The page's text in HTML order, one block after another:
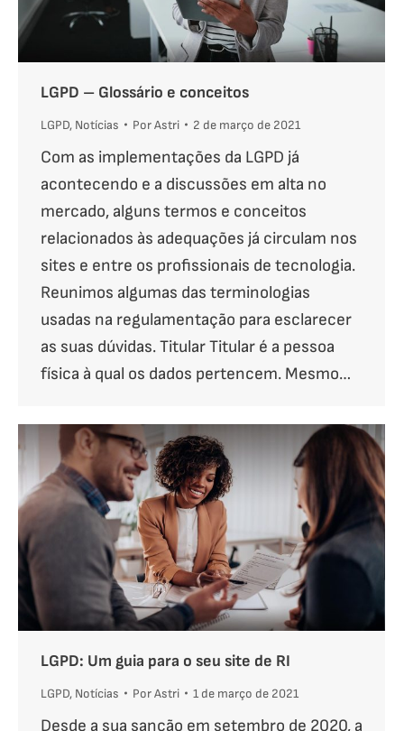
LGPD – Glossário e conceitos
LGPD, Notícias PorAstri 2 de março de 2021
Com as implementações da LGPD já
acontecendo e a discussões em alta no
mercado, alguns termos e conceitos
relacionados às adequações já circulam nos
sites e entre os profissionais de tecnologia.
Reunimos algumas das terminologias
usadas na regulamentação para esclarecer
as suas dúvidas. Titular Titular é a pessoa
física à qual os dados pertencem. Mesmo…
LGPD: Um guia para o seu site de RI
LGPD, Notícias PorAstri 1 de março de 2021
Desde a sua sanção em setembro de 2020, a